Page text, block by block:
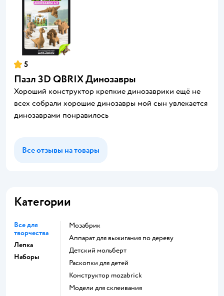
5
Пазл 3D QBRIX Динозавры
Хороший конструктор крепкие динозаврики ещё не
всех собрали хорошие динозавры мой сын увлекается
динозаврами понравилось
Все отзывы на товары
Категории
Все для
творчества
Лепка
Наборы
Мозабрик
Аппарат для выжигания по дереву
Детский мольберт
Раскопки для детей
Конструктор mozabrick
Модели для склеивания